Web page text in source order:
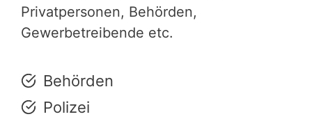
Privatpersonen, Behörden,
Gewerbetreibende etc.
Behörden
Polizei